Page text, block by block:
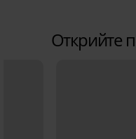
Открийте